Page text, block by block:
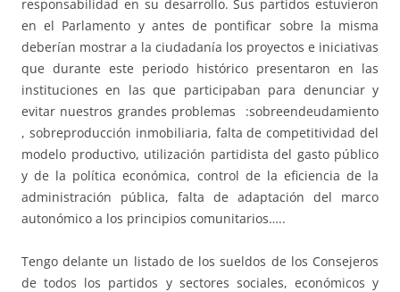
responsabilidad en su desarrollo. Sus partidos estuvieron
en el Parlamento y antes de pontificar sobre la misma
deberían mostrar a la ciudadanía los proyectos e iniciativas
que durante este periodo histórico presentaron en las
instituciones en las que participaban para denunciar y
evitar nuestros grandes problemas :sobreendeudamiento
, sobreproducción inmobiliaria, falta de competitividad del
modelo productivo, utilización partidista del gasto público
y de la política económica, control de la eficiencia de la
administración pública, falta de adaptación del marco
autonómico a los principios comunitarios…..
Tengo delante un listado de los sueldos de los Consejeros
de todos los partidos y sectores sociales, económicos y